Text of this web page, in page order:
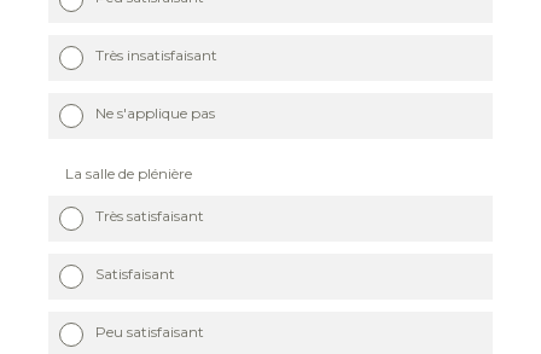
Très insatisfaisant
Ne s'applique pas
La salle de plénière
Très satisfaisant
Satisfaisant
Peu satisfaisant